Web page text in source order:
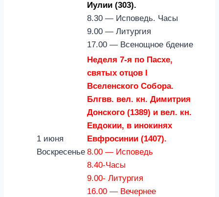
Иулии (303).
8.30 — Исповедь. Часы
9.00 — Литургия
17.00 — Всенощное бдение
1 июня
Воскресенье
Неделя 7-я по Пасхе,
святых отцов I
Вселенского Собора.
Блгвв. вел. кн. Димитрия
Донского (1389) и вел. кн.
Евдокии, в инокинях
Евфросинии (1407).
8.00 — Исповедь
8.40-Часы
9.00- Литургия
16.00 — Вечернее